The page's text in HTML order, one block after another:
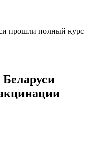
прошли полный курс